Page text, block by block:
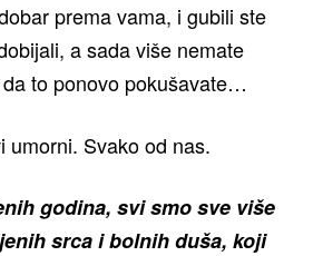
prema vama, i gubili ste
a sada više nemate
to ponovo pokušavate…
umorni. Svako od nas.
godina, svi smo sve više
srca i bolnih duša, koji